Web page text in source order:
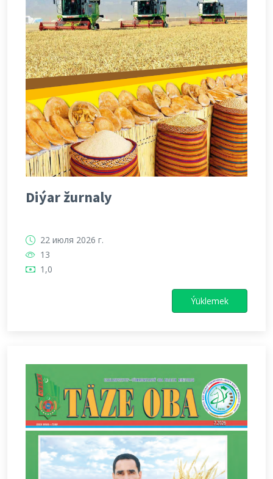
Diýar žurnaly
22 июля 2026 г.
13
1,0
Ýüklemek